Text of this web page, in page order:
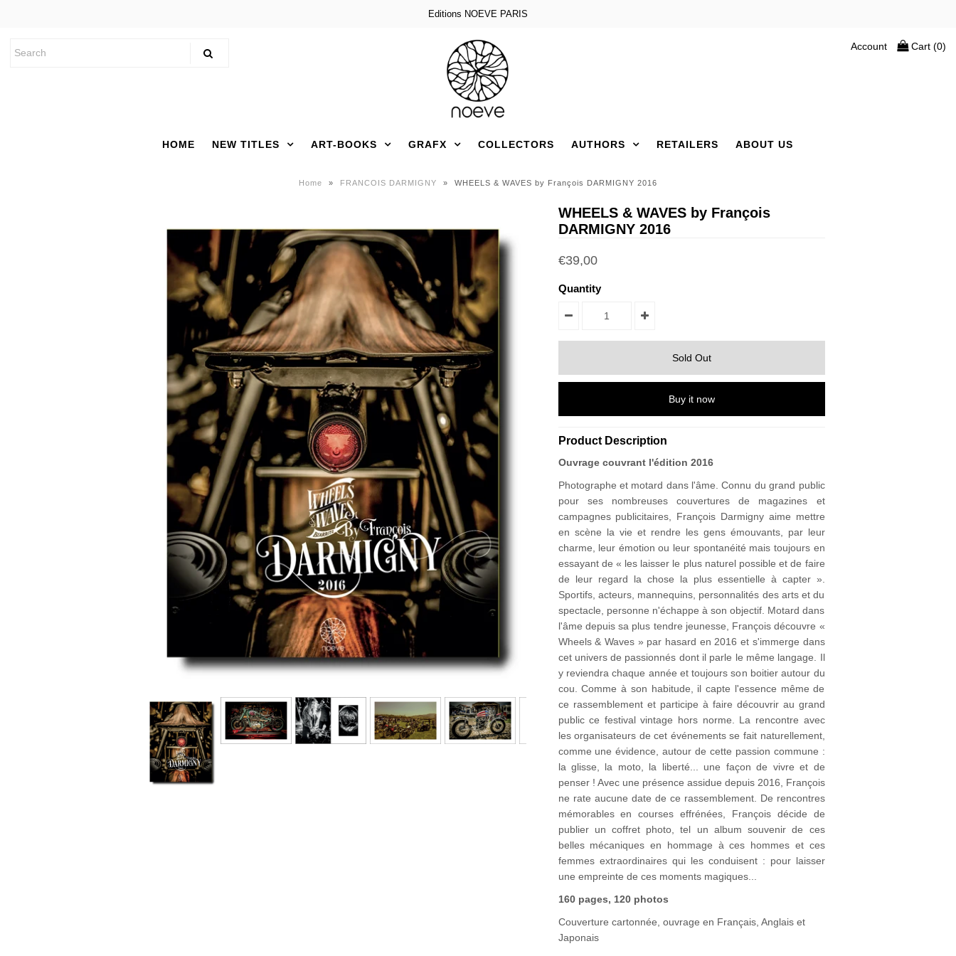
Editions NOEVE PARIS
Account Cart (0)
HOME NEW TITLES ART-BOOKS GRAFX COLLECTORS AUTHORS RETAILERS ABOUT US
Home » FRANCOIS DARMIGNY » WHEELS & WAVES by François DARMIGNY 2016
WHEELS & WAVES by François
DARMIGNY 2016
€39,00
Quantity
Buy it now
Product Description
Ouvrage couvrant l'édition 2016
Photographe et motard dans l'âme. Connu du grand public
pour ses nombreuses couvertures de magazines et
campagnes publicitaires, François Darmigny aime mettre
en scène la vie et rendre les gens émouvants, par leur
charme, leur émotion ou leur spontanéité mais toujours en
essayant de « les laisser le plus naturel possible et de faire
de leur regard la chose la plus essentielle à capter ».
Sportifs, acteurs, mannequins, personnalités des arts et du
spectacle, personne n'échappe à son objectif. Motard dans
l'âme depuis sa plus tendre jeunesse, François découvre «
Wheels & Waves » par hasard en 2016 et s'immerge dans
cet univers de passionnés dont il parle le même langage. Il
y reviendra chaque année et toujours son boitier autour du
cou. Comme à son habitude, il capte l'essence même de
ce rassemblement et participe à faire découvrir au grand
public ce festival vintage hors norme. La rencontre avec
les organisateurs de cet événements se fait naturellement,
comme une évidence, autour de cette passion commune :
la glisse, la moto, la liberté... une façon de vivre et de
penser ! Avec une présence assidue depuis 2016, François
ne rate aucune date de ce rassemblement. De rencontres
mémorables en courses effrénées, François décide de
publier un coffret photo, tel un album souvenir de ces
belles mécaniques en hommage à ces hommes et ces
femmes extraordinaires qui les conduisent : pour laisser
une empreinte de ces moments magiques...
160 pages, 120 photos
Couverture cartonnée, ouvrage en Français, Anglais et
Japonais